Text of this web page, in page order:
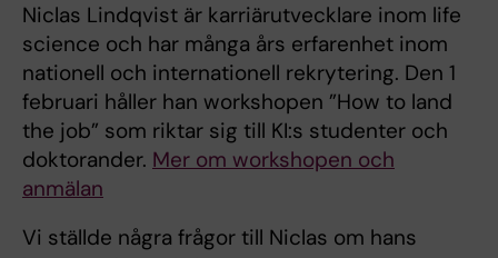
Niclas Lindqvist är karriärutvecklare inom life
science och har många års erfarenhet inom
nationell och internationell rekrytering. Den 1
februari håller han workshopen ”How to land
the job” som riktar sig till KI:s studenter och
doktorander. Mer om workshopen och
anmälan
Vi ställde några frågor till Niclas om hans